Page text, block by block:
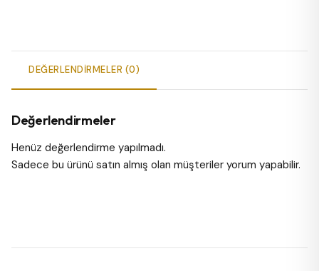
DEĞERLENDIRMELER (0)
Değerlendirmeler
Henüz değerlendirme yapılmadı.
Sadece bu ürünü satın almış olan müşteriler yorum yapabilir.